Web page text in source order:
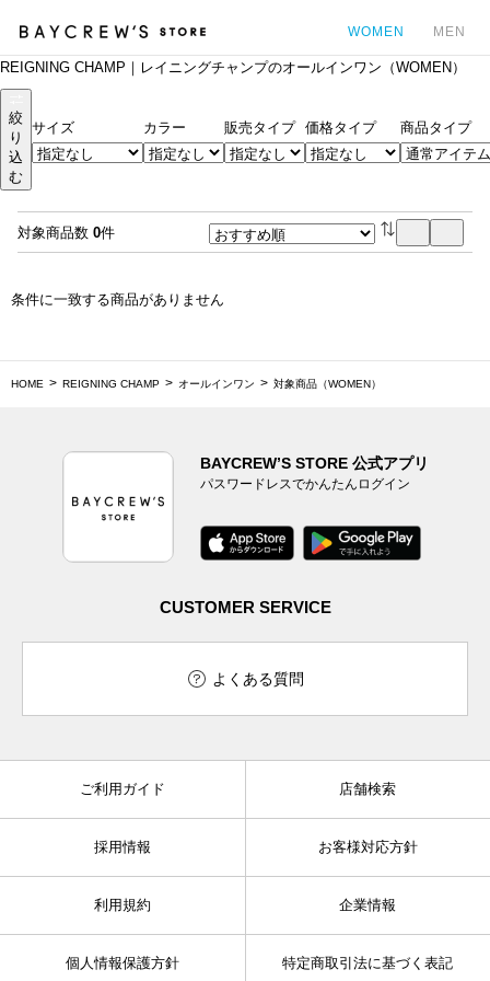
WOMEN MEN
REIGNING CHAMP｜レイニングチャンプのオールインワン（WOMEN）
絞
り
込
む
サイズ カラー 販売タイプ 価格タイプ 商品タイプ
対象商品数 0件
条件に一致する商品がありません
HOME REIGNING CHAMP オールインワン 対象商品（WOMEN）
BAYCREW’S STORE 公式アプリ
パスワードレスでかんたんログイン
CUSTOMER SERVICE
よくある質問
ご利用ガイド 店舗検索
採用情報 お客様対応方針
利用規約 企業情報
個人情報保護方針 特定商取引法に基づく表記